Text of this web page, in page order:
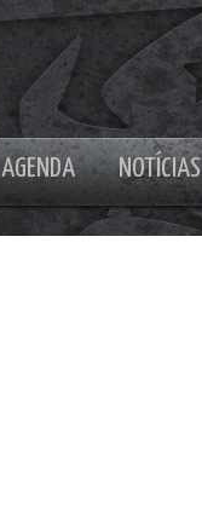
AGENDA NOTÍCIAS